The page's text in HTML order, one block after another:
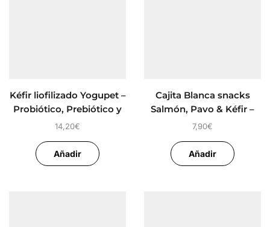
Kéfir liofilizado Yogupet –
Probiótico, Prebiótico y
Postbiotico
14,20€
Añadir
Cajita Blanca snacks
Salmón, Pavo & Kéfir –
San Valentín Perruno
7,90€
Añadir